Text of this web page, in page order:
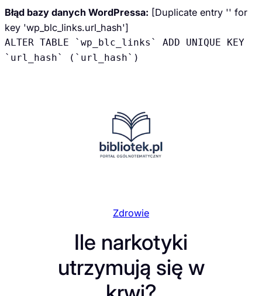
Błąd bazy danych WordPressa: [Duplicate entry '' for
key 'wp_blc_links.url_hash']
ALTER TABLE `wp_blc_links` ADD UNIQUE KEY
`url_hash` (`url_hash`)
Zdrowie
Ile narkotyki
utrzymują się w